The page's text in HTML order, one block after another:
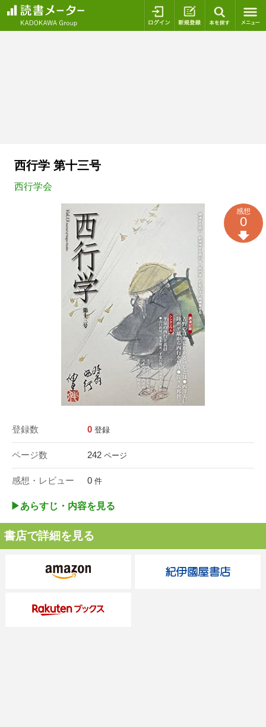
ログイン 新規登録
西行学 第十三号
西行学会
登録数 0 登録
ページ数 242 ページ
感想・レビュー 0 件
感想
0
▶︎あらすじ・内容を見る
書店で詳細を見る